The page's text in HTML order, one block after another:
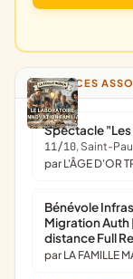
ANNONCES
Spectacle
11/10, Saint-
par L'ÂGE D'OR
Bénévole
Migration
distance Full
par LA FAMILLE